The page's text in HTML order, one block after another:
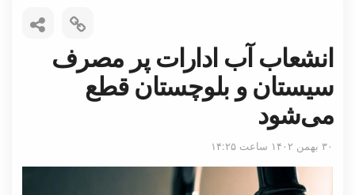
انشعاب آب ادارات پر مصرف
سیستان و بلوچستان قطع
می‌شود
۳۰ بهمن ۱۴۰۲ ساعت ۱۴:۲۵